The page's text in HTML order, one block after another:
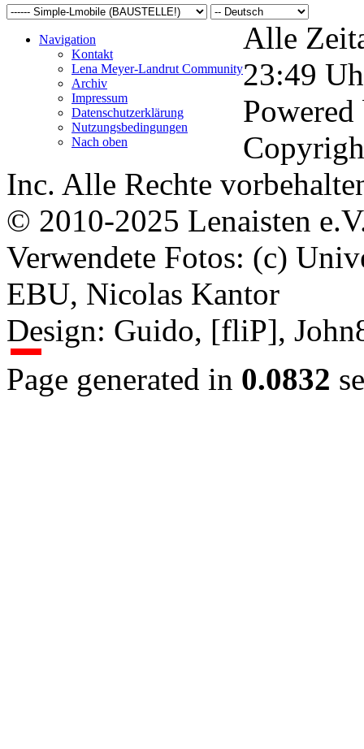
Navigation
Kontakt
Lena Meyer-Landrut Community
Archiv
Impressum
Datenschutzerklärung
Nutzungsbedingungen
Nach oben
Alle
23:49
Inc. Alle Rechte
© 2010-2025 Lenaisten
Verwendete Fotos: (c)
EBU, Nicolas Kantor
Design: Guido, [fliP],
Page generated in 0.0832